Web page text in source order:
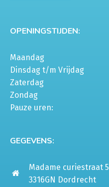
OPENINGSTIJDEN:
Maandag
Dinsdag t/m Vrijdag
Zaterdag
Zondag
Pauze uren:
GEGEVENS:
Madame curiestraat 5
3316GN Dordrecht